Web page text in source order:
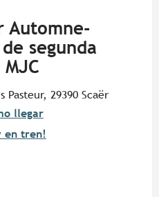
Automne-
segunda
Pasteur, 29390 Scaër
llegar
en tren!